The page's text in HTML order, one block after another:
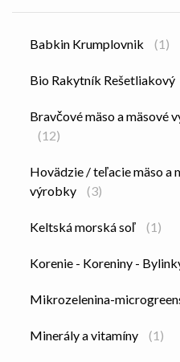
Babkin Krumplovnik (1)
Bio Rakytník Rešetliakový
Bravčové mäso a mäsové
(12)
Hovädzie / teľacie mäso a
výrobky
(3)
Keltská morská soľ (1)
Korenie - Koreniny -
Mikrozelenina-
Minerály a vitamíny (1)